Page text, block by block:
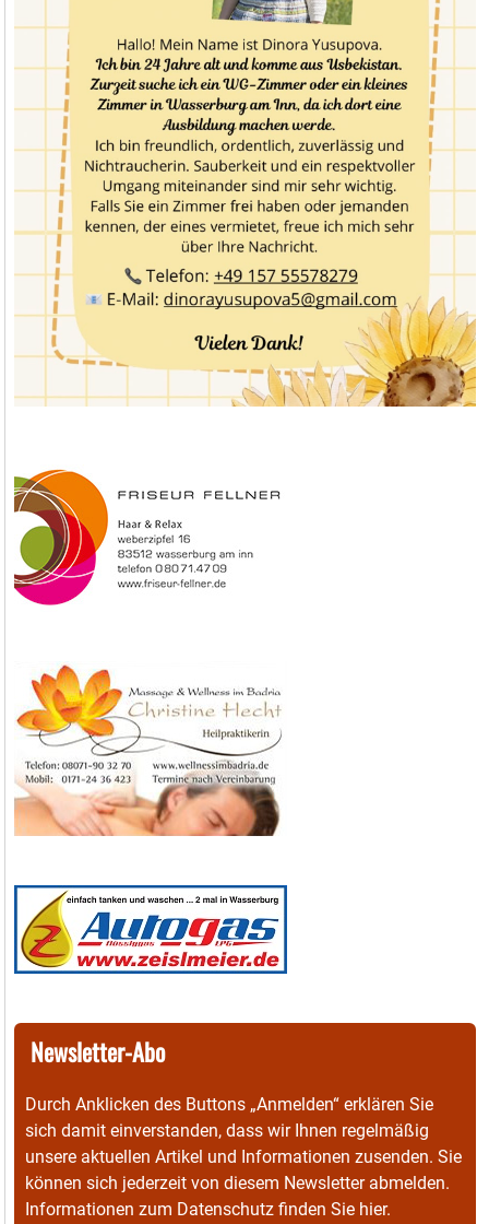
Newsletter-Abo
Durch Anklicken des Buttons „Anmelden“ erklären Sie
sich damit einverstanden, dass wir Ihnen regelmäßig
unsere aktuellen Artikel und Informationen zusenden. Sie
können sich jederzeit von diesem Newsletter abmelden.
Informationen zum Datenschutz finden Sie hier.